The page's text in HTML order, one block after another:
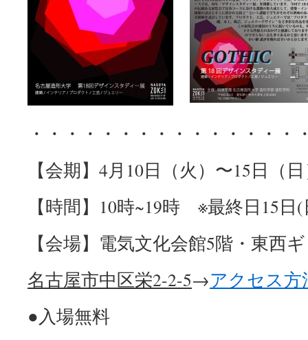
・・・・・・・・・・・・・・
【会期】4月10日（火）〜15日（
【時間】10時~19時 ※最終日15日
【会場】電気文化会館5階・東西
名古屋市中区栄2-2-5→アクセス方
●入場無料